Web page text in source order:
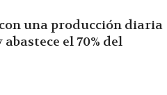
una producción diaria
el 70% del